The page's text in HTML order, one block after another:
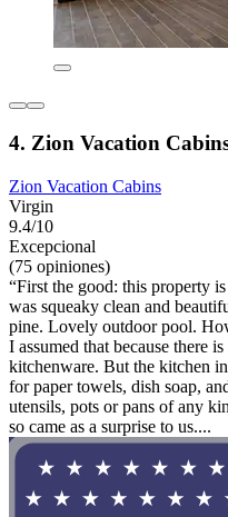
4. Zion Vacation
Zion Vacation Cabins
Virgin
9.4/10
Excepcional
(75 opiniones)
“First the good: this property
was squeaky clean and
pine. Lovely outdoor pool.
I assumed that because there
kitchenware. But the kitchen
for paper towels, dish soap,
utensils, pots or pans of any
so came as a surprise to us....